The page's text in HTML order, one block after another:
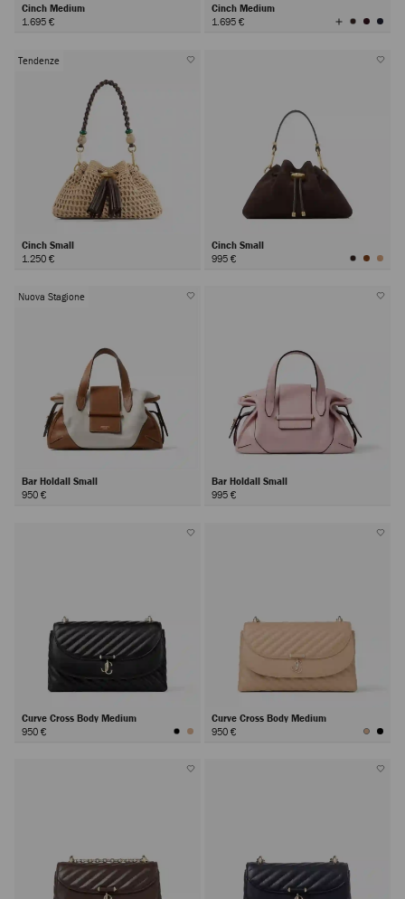
Cinch Medium
1.695 €
Cinch Medium
1.695 €
Visualizza
tutti
Tendenze
Cinch Small
1.250 €
Cinch Small
995 €
Nuova Stagione
Bar Holdall Small
950 €
Bar Holdall Small
995 €
Curve Cross Body Medium
950 €
Curve Cross Body Medium
950 €